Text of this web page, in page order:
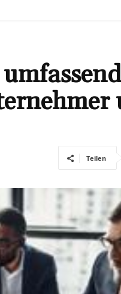
Teilen